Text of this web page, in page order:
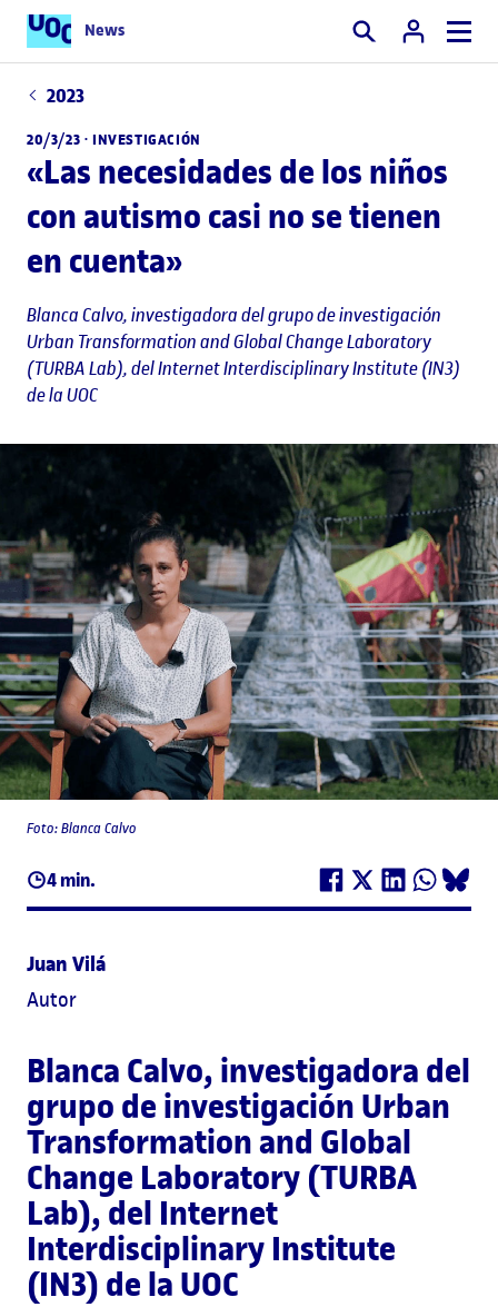
News Buscar
2023
20/3/23 · INVESTIGACIÓN
«Las necesidades de los niños
con autismo casi no se tienen
en cuenta»
Blanca Calvo, investigadora del grupo de investigación
Urban Transformation and Global Change Laboratory
(TURBA Lab), del Internet Interdisciplinary Institute (IN3)
de la UOC
4 min.
Foto: Blanca Calvo
Juan Vilá
Autor
Blanca Calvo, investigadora del
grupo de investigación Urban
Transformation and Global
Change Laboratory (TURBA
Lab), del Internet
Interdisciplinary Institute
(IN3) de la UOC